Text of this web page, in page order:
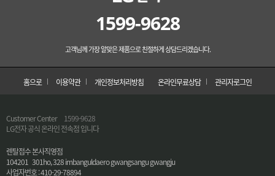
1599-9628
고객님께 가장 알맞은 제품으로 친절하게 상담드리겠습니다.
홈으로 이용약관 개인정보처리방침 온라인무료상담 관리자로그인
Customer Center
1599-9628
LG전자 공식 온라인 전속점 입니다
렌탈접수 본사직영점
104201 301ho, 328 imbanguldaero gwangsangu gwangju
사업자번호 : 410-29-78894